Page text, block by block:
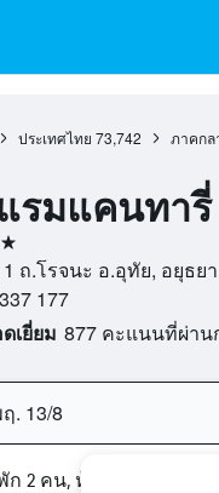
ประเทศไทย 73,742 ภาคกล
รมแคนทา
ถ.โรจนะ อ.อุทัย, อยุธย
177
เยี่ยม 877 คะแนนที่ผ่าน
. 13/8
ก 2 คน, ห้องพัก 1 ห้อง